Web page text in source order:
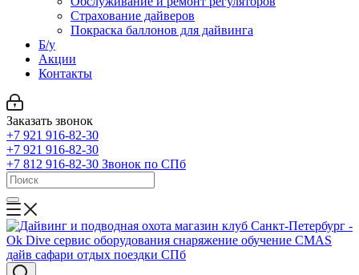
Страхование дайверов
Покраска баллонов для дайвинга
Б/у
Акции
Контакты
Заказать звонок
+7 921 916-82-30
+7 921 916-82-30
+7 812 916-82-30 Звонок по СПб